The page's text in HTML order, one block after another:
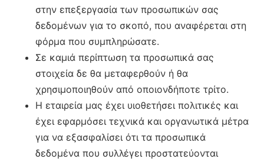
στην επεξεργασία των προσωπικών σας
δεδομένων για το σκοπό, που αναφέρεται στη
φόρμα που συμπληρώσατε.
Σε καμιά περίπτωση τα προσωπικά σας
στοιχεία δε θα μεταφερθούν ή θα
χρησιμοποιηθούν από οποιονδήποτε τρίτο.
Η εταιρεία μας έχει υιοθετήσει πολιτικές και
έχει εφαρμόσει τεχνικά και οργανωτικά μέτρα
για να εξασφαλίσει ότι τα προσωπικά
δεδομένα που συλλέγει προστατεύονται